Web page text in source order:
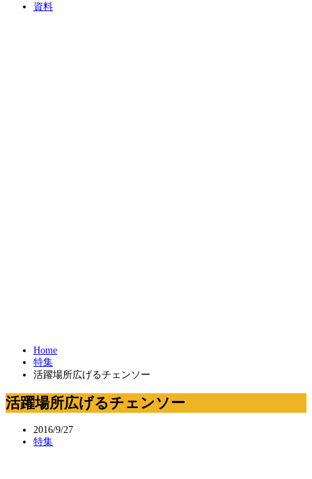
資料
Home
特集
活躍場所広げるチェンソー
活躍場所広げるチェンソー
2016/9/27
特集